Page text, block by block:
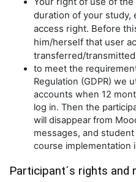
duration of your study,
access right. Before
him/herself that user
transferred/
to meet the
Regulation (GDPR) we
accounts when 12
log in. Then the
will disappear from
messages, and
course implementation
Participant´s rights and